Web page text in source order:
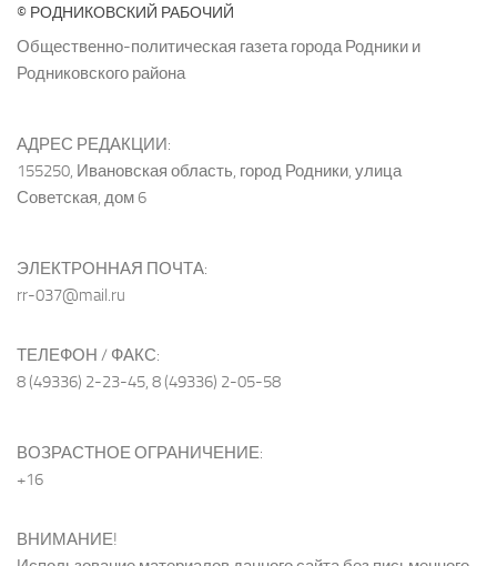
© РОДНИКОВСКИЙ РАБОЧИЙ
Общественно-политическая газета города Родники и
Родниковского района
АДРЕС РЕДАКЦИИ:
155250, Ивановская область, город Родники, улица
Советская, дом 6
ЭЛЕКТРОННАЯ ПОЧТА:
rr-037@mail.ru
ТЕЛЕФОН / ФАКС:
8 (49336) 2-23-45, 8 (49336) 2-05-58
ВОЗРАСТНОЕ ОГРАНИЧЕНИЕ:
+16
ВНИМАНИЕ!